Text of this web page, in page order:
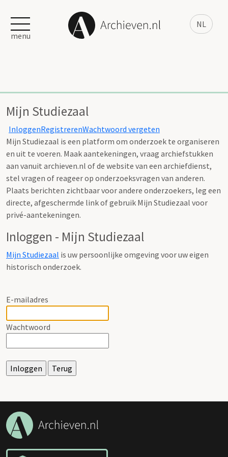
NL
menu
Mijn Studiezaal
InloggenRegistrerenWachtwoord vergeten
Mijn Studiezaal is een platform om onderzoek te organiseren
en uit te voeren. Maak aantekeningen, vraag archiefstukken
aan vanuit archieven.nl of de website van een archiefdienst,
stel vragen of reageer op onderzoeksvragen van anderen.
Plaats berichten zichtbaar voor andere onderzoekers, leg een
directe, afgeschermde link of gebruik Mijn Studiezaal voor
privé-aantekeningen.
Inloggen - Mijn Studiezaal
Mijn Studiezaal is uw persoonlijke omgeving voor uw eigen
historisch onderzoek.
E-mailadres
Wachtwoord